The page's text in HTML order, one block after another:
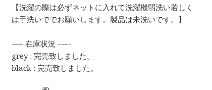
【洗濯の際は必ずネットに入れて洗濯機弱洗い若しく
は手洗いででお願いします。製品は未洗いです。】
—– 在庫状況 -—-
grey : 完売致しました。
black : 完売致しました。